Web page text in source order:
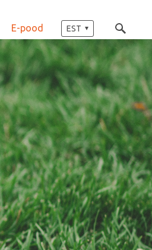
E-pood EST